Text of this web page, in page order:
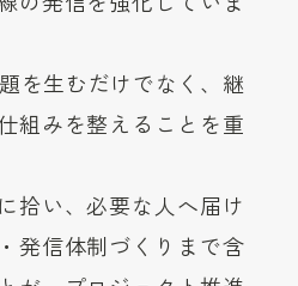
を生むだけでなく、継
組みを整えることを重
拾い、必要な人へ届け
発信体制づくりまで含